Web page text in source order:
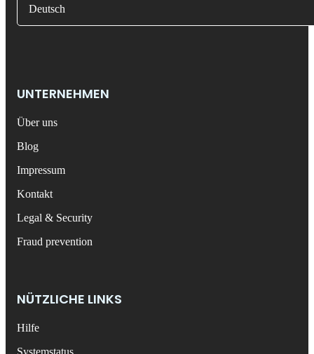
Deutsch
UNTERNEHMEN
Über uns
Blog
Impressum
Kontakt
Legal & Security
Fraud prevention
NÜTZLICHE LINKS
Hilfe
Systemstatus